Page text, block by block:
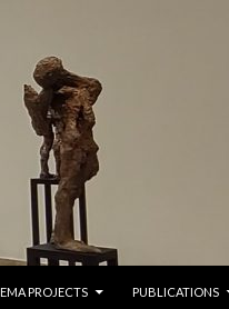
PROJECTS PUBLICATIONS